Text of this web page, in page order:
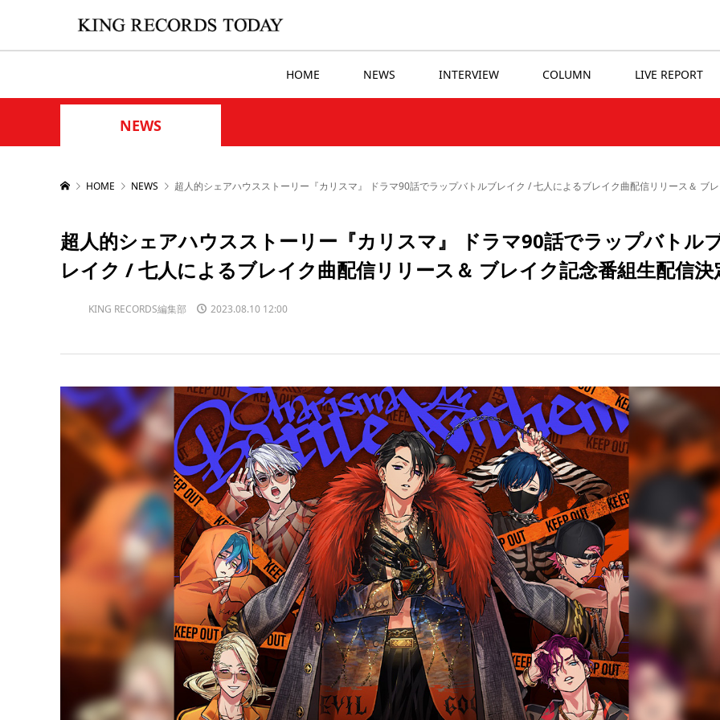
HOME NEWS INTERVIEW COLUMN LIVE REPORT
NEWS
HOME NEWS 超人的シェアハウスストーリー『カリスマ』 ドラマ90話でラップバトルブレイク / 七人によるブレイク曲配信リリース＆ ブ
超人的シェアハウスストーリー『カリスマ』 ドラマ90話でラップバトル
レイク / 七人によるブレイク曲配信リリース＆ ブレイク記念番組生配信決
KING RECORDS編集部 2023.08.10 12:00